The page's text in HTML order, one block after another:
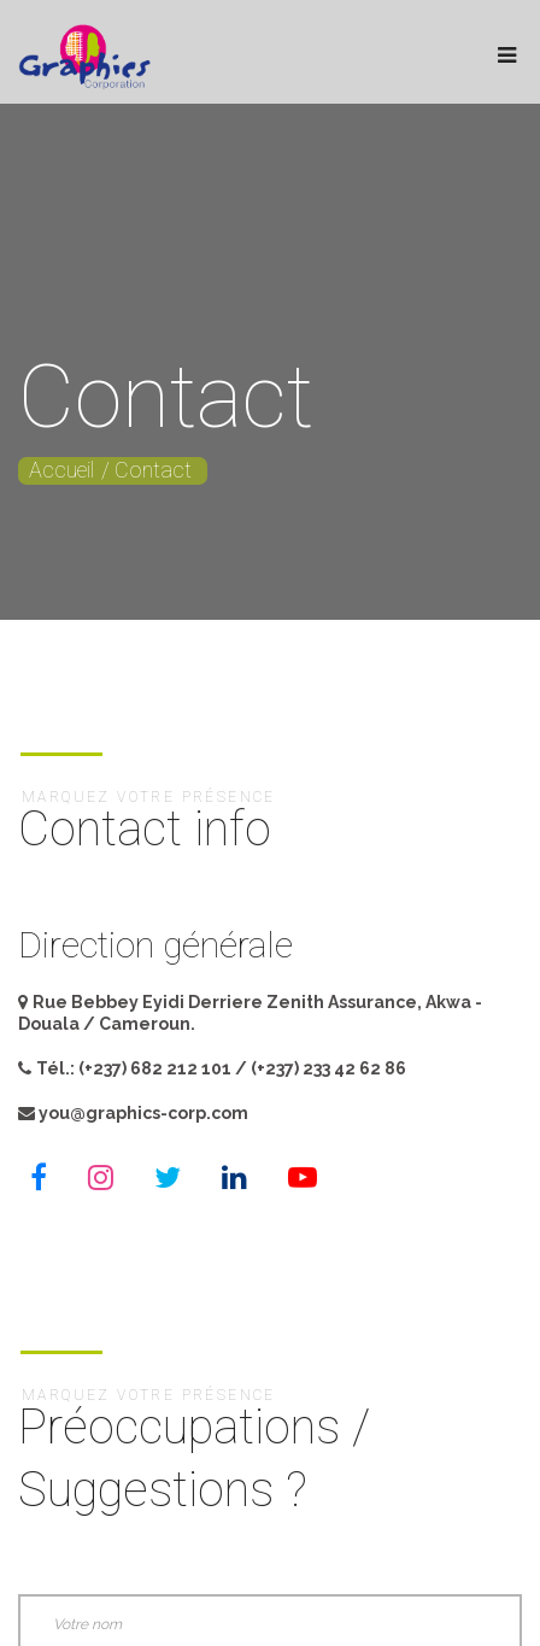
Contact
Accueil Contact
MARQUEZ VOTRE PRÉSENCE
Contact info
Direction générale
Rue Bebbey Eyidi Derriere Zenith Assurance, Akwa -
Douala / Cameroun.
Tél.: (+237) 682 212 101 / (+237) 233 42 62 86
you@graphics-corp.com
MARQUEZ VOTRE PRÉSENCE
Préoccupations /
Suggestions ?